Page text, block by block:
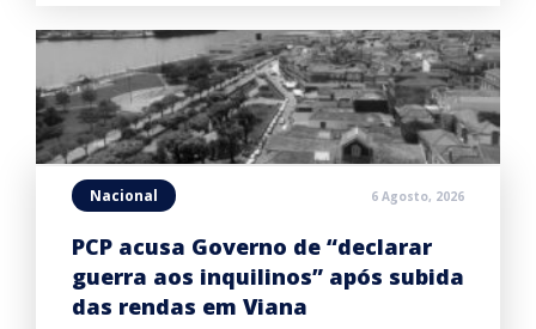
Nacional 6 Agosto, 2026
PCP acusa Governo de “declarar
guerra aos inquilinos” após subida
das rendas em Viana